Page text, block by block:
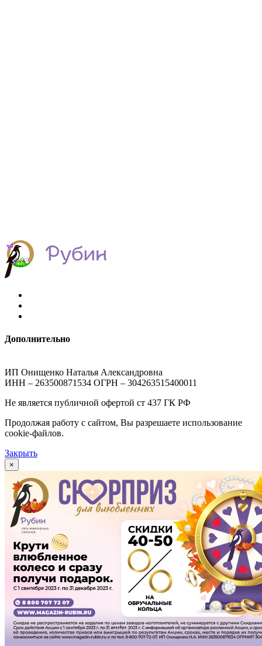
Дополнительно
ИП Онищенко Наталья Александровна
ИНН – 263500871534 ОГРН – 304263515400011
Не является публичной офертой ст 437 ГК РФ
Продолжая работу с сайтом, Вы разрешаете использование
cookie-файлов.
Закрыть
×